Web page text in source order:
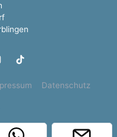
Datenschutz